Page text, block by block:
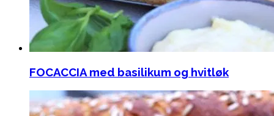
FOCACCIA med basilikum og hvitløk